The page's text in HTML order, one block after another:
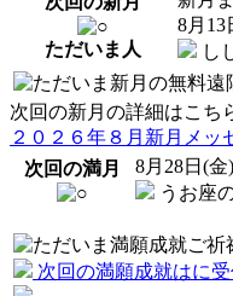
ただいま 人
8月 13
し
次回の新月の詳細はこち
２０２６年８月新月メッ
次回の満月
8月 28日(金
うお座
次回の満願成就はに